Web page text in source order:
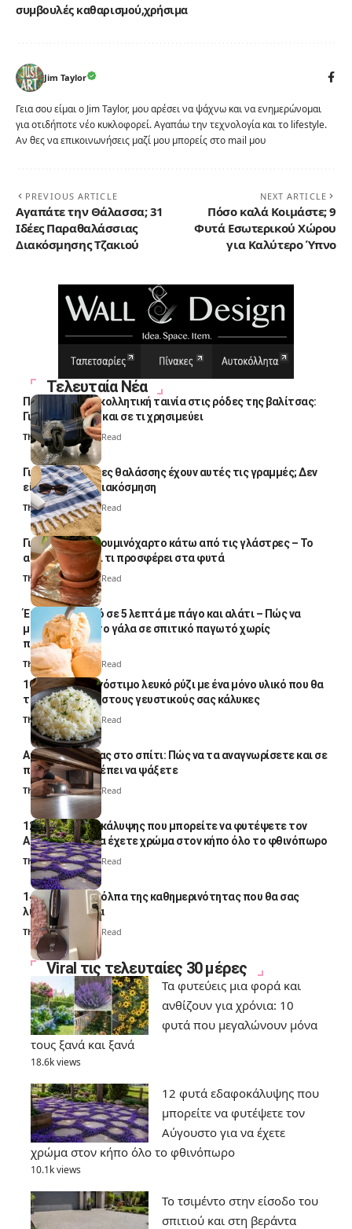
συμβουλές καθαρισμούχρήσιμα
Jim Taylor
Γεια σου είμαι ο Jim Taylor, μου αρέσει να ψάχνω και να ενημερώνομαι
για οτιδήποτε νέο κυκλοφορεί. Αγαπάω την τεχνολογία και το lifestyle.
Αν θες να επικοινωνήσεις μαζί μου μπορείς στο mail μου
PREVIOUS ARTICLE
Αγαπάτε την Θάλασσα; 31
Ιδέες Παραθαλάσσιας
Διακόσμησης Τζακιού
NEXT ARTICLE
Πόσο καλά Κοιμάστε; 9
Φυτά Εσωτερικού Χώρου
για Καλύτερο Ύπνο
Τελευταία Νέα
Πολλοί βάζουν κολλητική ταινία στις ρόδες της βαλίτσας:
Γιατί το κάνουν και σε τι χρησιμεύει
Thali Ombre 4 Min Read
Γιατί οι πετσέτες θαλάσσης έχουν αυτές τις γραμμές; Δεν
είναι μόνο για διακόσμηση
Thali Ombre5 Min Read
Γιατί βάζουν αλουμινόχαρτο κάτω από τις γλάστρες – Το
απλό κόλπο και τι προσφέρει στα φυτά
Thali Ombre4 Min Read
Έτοιμο παγωτό σε 5 λεπτά με πάγο και αλάτι – Πώς να
μετατρέψετε το γάλα σε σπιτικό παγωτό χωρίς
παγωτομηχανή
Thali Ombre 4 Min Read
10 φορές ποιο νόστιμο λευκό ρύζι με ένα μόνο υλικό που θα
το απογειώσει στους γευστικούς σας κάλυκες
Thali Ombre4 Min Read
Αυγά κατσαρίδας στο σπίτι: Πώς να τα αναγνωρίσετε και σε
ποια σημεία πρέπει να ψάξετε
Thali Ombre4 Min Read
12 φυτά εδαφοκάλυψης που μπορείτε να φυτέψετε τον
Αύγουστο για να έχετε χρώμα στον κήπο όλο το φθινόπωρο
Thali Ombre7 Min Read
14 πανέξυπνα κόλπα της καθημερινότητας που θα σας
λύσουν τα χέρια
Thali Ombre 6 Min Read
Viral τις τελευταίες 30 μέρες
Τα φυτεύεις μια φορά και
ανθίζουν για χρόνια: 10
φυτά που μεγαλώνουν μόνα
τους ξανά και ξανά
18.6k views
12 φυτά εδαφοκάλυψης που
μπορείτε να φυτέψετε τον
Αύγουστο για να έχετε
χρώμα στον κήπο όλο το φθινόπωρο
10.1k views
Το τσιμέντο στην είσοδο του
σπιτιού και στη βεράντα